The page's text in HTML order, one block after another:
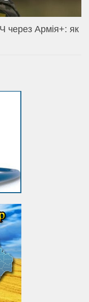
через Армія+: як